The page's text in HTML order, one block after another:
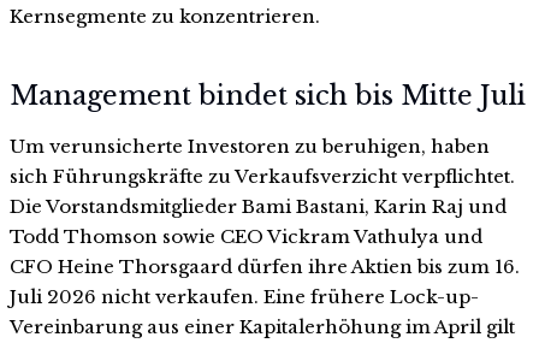
Kernsegmente zu konzentrieren.
Management bindet sich bis Mitte Juli
Um verunsicherte Investoren zu beruhigen, haben
sich Führungskräfte zu Verkaufsverzicht verpflichtet.
Die Vorstandsmitglieder Bami Bastani, Karin Raj und
Todd Thomson sowie CEO Vickram Vathulya und
CFO Heine Thorsgaard dürfen ihre Aktien bis zum 16.
Juli 2026 nicht verkaufen. Eine frühere Lock-up-
Vereinbarung aus einer Kapitalerhöhung im April gilt